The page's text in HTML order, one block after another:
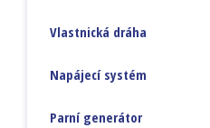
Vlastnická dráha
Napájecí systém
Parní generátor